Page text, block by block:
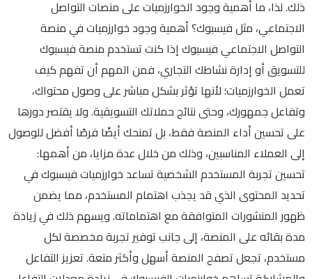
ذلك. لذا، ما أهمية وجود الخوارزميات على منصات التواصل
الاجتماعي، مثل فيسبوك؟ أهمية وجود خوارزميات في منصة
التواصل الاجتماعي فيسبوك إذا كنت تستخدم منصة فيسبوك
للتسويق أو إدارة نشاطك التجاري، فمن المهم أن تفهم كيف
تعمل الخوارزميات؛ لأنها تؤثر بشكل مباشر على وصول محتواك،
وتفاعل جمهورك، وحتى نتائج حملاتك التسويقية. ولا يقتصر دورها
على تحسين أداء المنصة فقط، بل تمنحك أيضًا فرصًا أفضل للوصول
إلى العملاء المناسبين، وذلك من خلال عدة مزايا، من أهمها:
تحسين تجربة المستخدم الشخصية تساعد خوارزميات فيسبوك في
تحديد المحتوى الذي قد يجذب اهتمام المستخدم، مما يضمن
ظهور المنشورات المتوافقة مع اهتماماته. ويسهم ذلك في زيادة
مدة بقائه على المنصة، إلى جانب توفير تجربة مخصصة لكل
مستخدم، تجعل تصفح المنصة أسهل وأكثر متعة. تعزيز التفاعل